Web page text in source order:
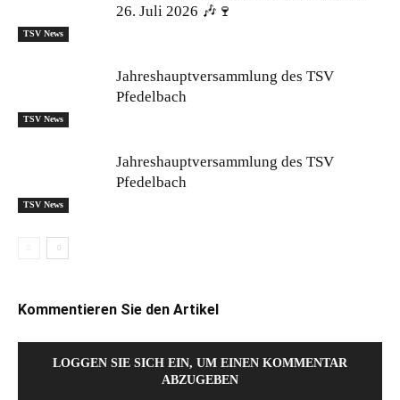
TSV News
26. Juli 2026 🎶🍷
TSV News
Jahreshauptversammlung des TSV
Pfedelbach
TSV News
Jahreshauptversammlung des TSV
Pfedelbach
Kommentieren Sie den Artikel
LOGGEN SIE SICH EIN, UM EINEN KOMMENTAR
ABZUGEBEN